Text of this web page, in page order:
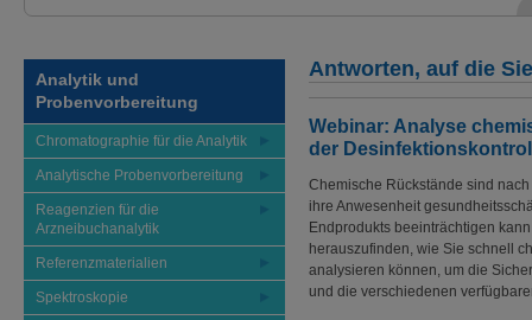
Analytik und
Probenvorbereitung
Chromatographie für die Analytik
Analytische Probenvorbereitung
Reagenzien für die
Arzneibuchanalytik
Referenzmaterialien
Spektroskopie
Antworten, auf die
Webinar: Analyse
der
Chemische Rückstände sind
ihre Anwesenheit
Endprodukts beeinträchtigen
herauszufinden, wie Sie schnell
analysieren können, um die
und die verschiedenen